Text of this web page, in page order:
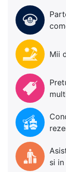
Mii
si